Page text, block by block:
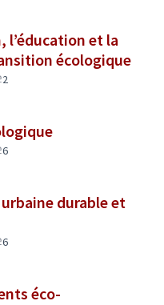
l’éducation et la
écologique
2
6
durable et
6
éco-